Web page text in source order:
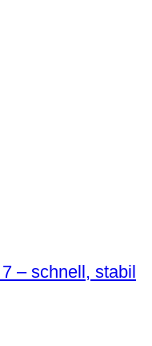
– schnell, stabil